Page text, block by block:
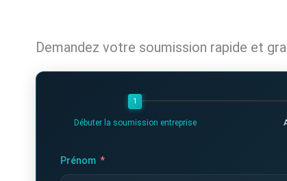
Demandez votre soumission rapide et
Débuter la soumission entreprise
Prénom